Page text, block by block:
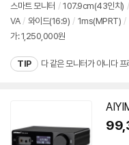
스마트 모니터 / 107.9cm(43인치) /
VA / 와이드(16:9) / 1ms(MPRT) /
가: 1,250,000원
TIP 다 같은 모니터가 아니다 프
상